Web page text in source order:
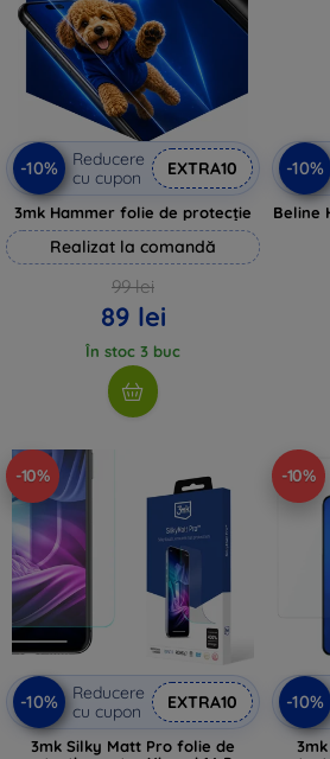
-10%
Reducere
cu cupon
EXTRA10
3mk Hammer folie de protecție
Realizat la comandă
99 lei
89 lei
În stoc 3 buc
-10%
Beline
-10%
-10%
Reducere
cu cupon
EXTRA10
3mk Silky Matt Pro folie de
-10%
-10%